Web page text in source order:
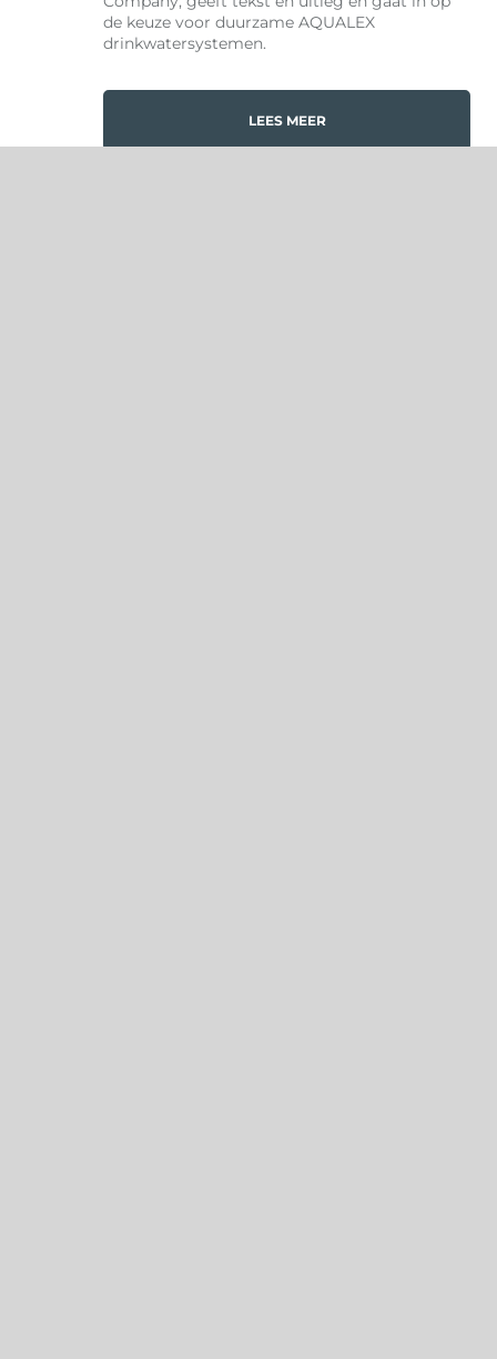
de keuze voor duurzame AQUALEX
drinkwatersystemen.
LEES MEER